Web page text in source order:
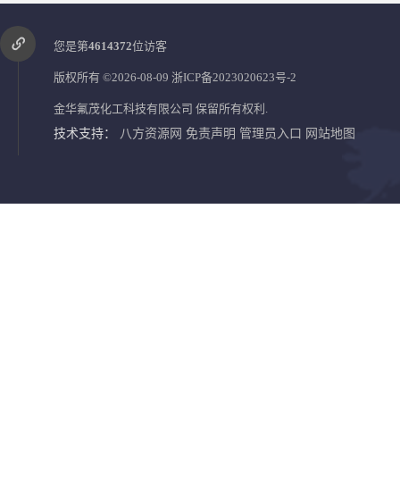
您是第4614372位访客
版权所有 ©2026-08-09 浙ICP备2023020623号-2
金华氟茂化工科技有限公司 保留所有权利.
技术支持： 八方资源网 免责声明 管理员入口 网站地图